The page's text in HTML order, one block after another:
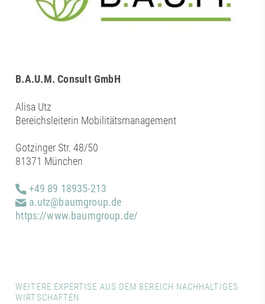
B.A.U.M. Consult GmbH
Alisa Utz
Bereichsleiterin Mobilitätsmanagement
Gotzinger Str. 48/50
81371 München
+49 89 18935-213
a.utz@baumgroup.de
https://www.baumgroup.de/
WEITERE EXPERTISE AUS DEM BEREICH NACHHALTIGES
WIRTSCHAFTEN